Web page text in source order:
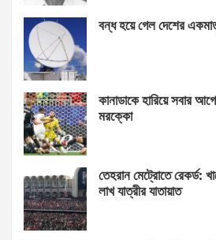
বন্ধ হয়ে গেল দেশের
কানাডাকে হারিয়ে সবার
মরক্কো
তেহরান মেট্রোতে রেকর্ড:
লাখ যাত্রীর যাতায়াত